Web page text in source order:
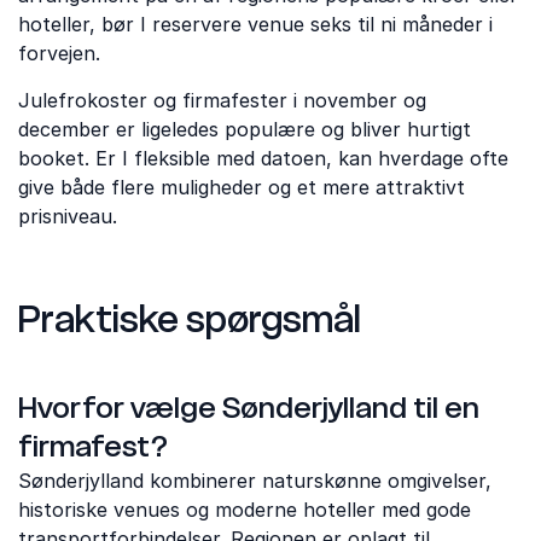
hoteller, bør I reservere venue seks til ni måneder i
forvejen.
Julefrokoster og firmafester i november og
december er ligeledes populære og bliver hurtigt
booket. Er I fleksible med datoen, kan hverdage ofte
give både flere muligheder og et mere attraktivt
prisniveau.
Praktiske spørgsmål
Hvorfor vælge Sønderjylland til en
firmafest?
Sønderjylland kombinerer naturskønne omgivelser,
historiske venues og moderne hoteller med gode